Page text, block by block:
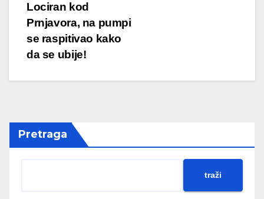
Lociran kod
Prnjavora, na pumpi
se raspitivao kako
da se ubije!
Pretraga
traži